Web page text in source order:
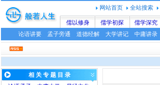
网站首页 全站搜索
儒以修身 儒学初探 儒学深究
论语讲要
孟子旁通 道德经解 大学讲记 中庸讲录
相 关 专 题 目 录